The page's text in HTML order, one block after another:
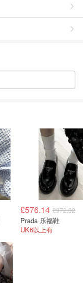
£576.14 £972.32
Prada 乐福鞋
UK6以上有